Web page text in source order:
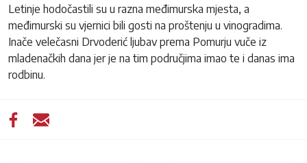
Letinje hodočastili su u razna međimurska mjesta, a
međimurski su vjernici bili gosti na proštenju u vinogradima.
Inače velečasni Drvoderić ljubav prema Pomurju vuče iz
mladenačkih dana jer je na tim područjima imao te i danas ima
rodbinu.